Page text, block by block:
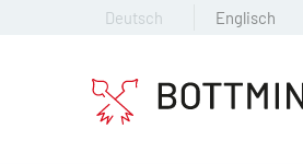
Deutsch Englisch